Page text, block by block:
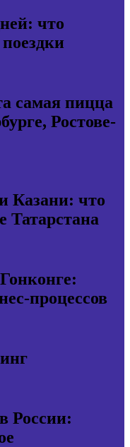
что
самая пицца
Ростове-
Казани: что
Татарстана
процессов
России: